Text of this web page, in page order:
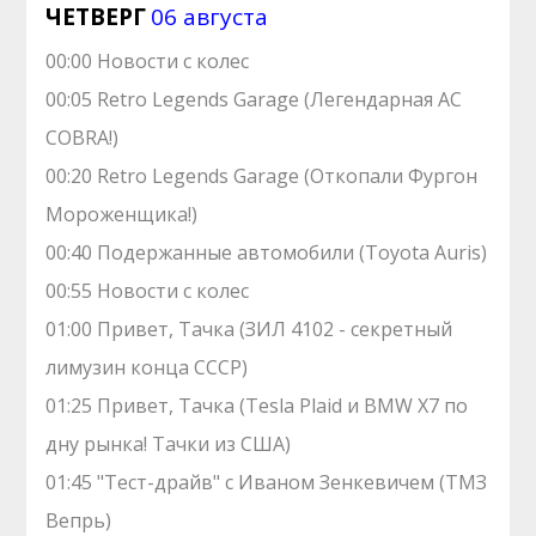
ЧЕТВЕРГ06 августа
00:00 Новости с колес
00:05 Retro Legends Garage (Легендарная AC
COBRA!)
00:20 Retro Legends Garage (Откопали Фургон
Мороженщика!)
00:40 Подержанные автомобили (Toyota Auris)
00:55 Новости с колес
01:00 Привет, Тачка (ЗИЛ 4102 - секретный
лимузин конца СССР)
01:25 Привет, Тачка (Tesla Plaid и BMW X7 по
дну рынка! Тачки из США)
01:45 "Тест-драйв" с Иваном Зенкевичем (ТМЗ
Вепрь)